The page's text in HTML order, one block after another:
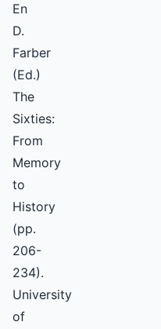
En
D.
Farber
(Ed.)
The
Sixties:
From
Memory
to
History
(pp.
206-
234).
University
of